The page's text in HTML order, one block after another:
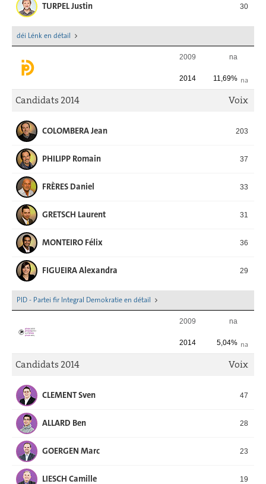
TURPEL Justin 30
déi Lénk en détail
2009 na
na
2014 11,69%
Candidats 2014 Voix
COLOMBERA Jean 203
PHILIPP Romain 37
FRÈRES Daniel 33
GRETSCH Laurent 31
MONTEIRO Félix 36
FIGUEIRA Alexandra 29
PID - Partei fir Integral Demokratie en détail
2009 na
na
2014 5,04%
Candidats 2014 Voix
CLEMENT Sven 47
ALLARD Ben 28
GOERGEN Marc 23
LIESCH Camille 19